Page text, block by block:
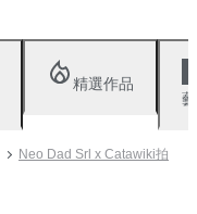
精選作品
Neo Dad Srl x Catawiki拍